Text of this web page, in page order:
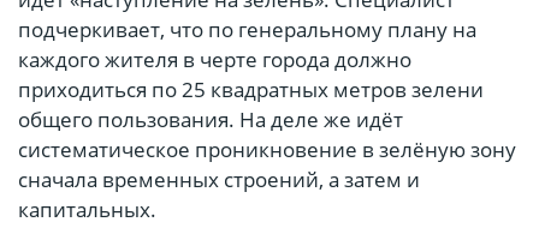
подчеркивает, что по генеральному плану на
каждого жителя в черте города должно
приходиться по 25 квадратных метров зелени
общего пользования. На деле же идёт
систематическое проникновение в зелёную зону
сначала временных строений, а затем и
капитальных.